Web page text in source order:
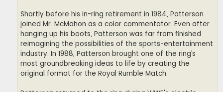
Shortly before his in-ring retirement in 1984, Patterson
joined Mr. McMahon as a color commentator. Even after
hanging up his boots, Patterson was far from finished
reimagining the possibilities of the sports-entertainment
industry. In 1988, Patterson brought one of the ring’s
most groundbreaking ideas to life by creating the
original format for the Royal Rumble Match.